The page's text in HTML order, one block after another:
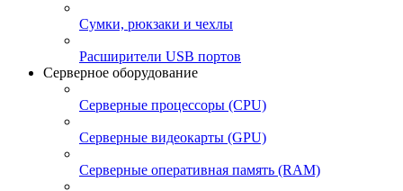
Сумки, рюкзаки и чехлы
Расширители USB портов
Серверное оборудование
Серверные процессоры (CPU)
Серверные видеокарты (GPU)
Серверные оперативная память (RAM)